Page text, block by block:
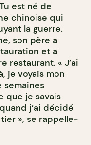
est né de
chinoise qui
la guerre.
son père a
et a
restaurant. « J’ai
je voyais mon
semaines
que je savais
j’ai décidé
», se rappelle-